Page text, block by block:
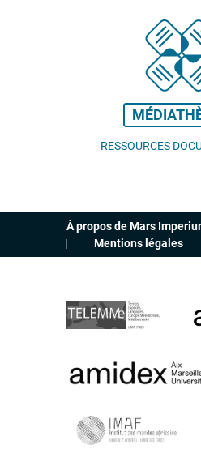
RESSOURCES
À propos de Mars
Mentions légales